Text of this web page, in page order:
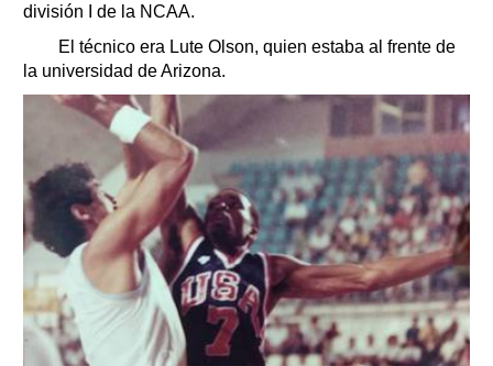
división I de la NCAA.
El técnico era Lute Olson, quien estaba al frente de
la universidad de Arizona.